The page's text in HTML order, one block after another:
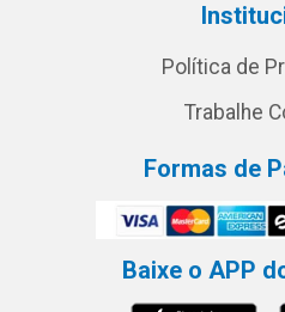
Política de
Trabalhe
Formas de
Baixe o APP